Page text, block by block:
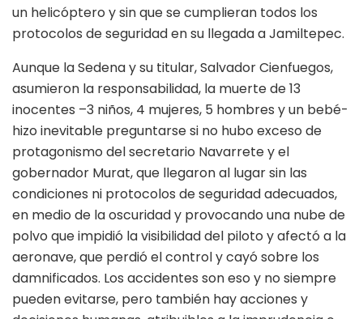
un helicóptero y sin que se cumplieran todos los
protocolos de seguridad en su llegada a Jamiltepec.
Aunque la Sedena y su titular, Salvador Cienfuegos,
asumieron la responsabilidad, la muerte de 13
inocentes –3 niños, 4 mujeres, 5 hombres y un bebé-
hizo inevitable preguntarse si no hubo exceso de
protagonismo del secretario Navarrete y el
gobernador Murat, que llegaron al lugar sin las
condiciones ni protocolos de seguridad adecuados,
en medio de la oscuridad y provocando una nube de
polvo que impidió la visibilidad del piloto y afectó a la
aeronave, que perdió el control y cayó sobre los
damnificados. Los accidentes son eso y no siempre
pueden evitarse, pero también hay acciones y